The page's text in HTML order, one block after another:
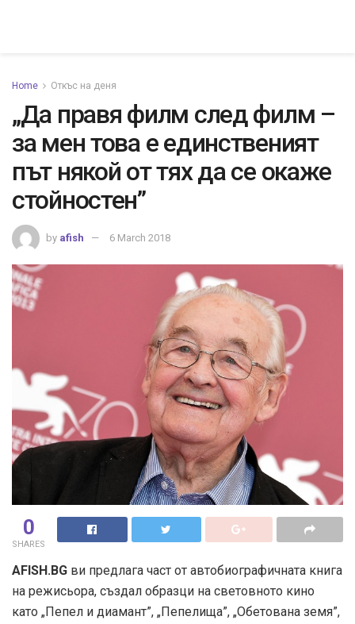
Home Откъс на деня
„Да правя филм след филм –
за мен това е единственият
път някой от тях да се окаже
стойностен”
by afish 6 March 2018
0
SHARES
AFISH.BG ви предлага част от автобиографичната книга
на режисьора, създал образци на световното кино
като „Пепел и диамант”, „Пепелища”, „Обетована земя”,